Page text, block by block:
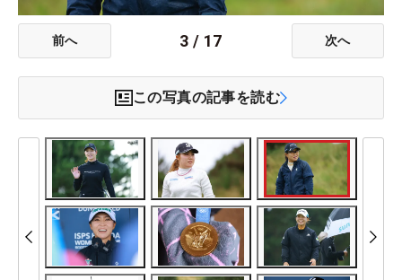
前へ 3 / 17 次へ
この写真の記事を読む